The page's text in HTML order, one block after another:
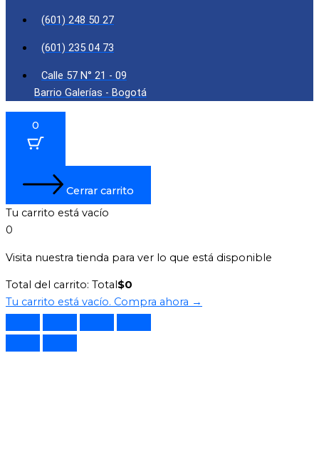
(601) 248 50 27
(601) 235 04 73
Calle 57 N° 21 - 09
Barrio Galerías - Bogotá
0
Cerrar carrito
Tu carrito está vacío
0
Visita nuestra tienda para ver lo que está disponible
Total del carrito: Total$0
Tu carrito está vacío. Compra ahora →